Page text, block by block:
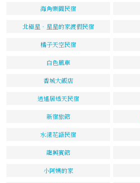
海角樂園民宿
北極星．星星的家渡假民宿
橘子天空民宿
白色風車
香城大飯店
逍遙居透天民宿
新宿旅館
水漾花語民宿
龍興賓館
小阿姨的家